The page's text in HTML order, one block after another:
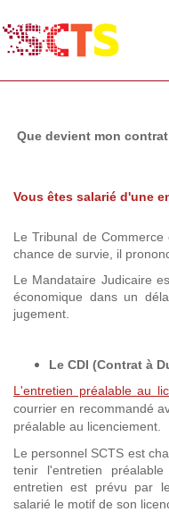
Que devient mon
Vous êtes salarié d'une
Le Tribunal de
chance de survie, il
Le Mandataire Judicaire
économique dans un
jugement.
Le CDI (Contrat à
L'entretien préalable au
courrier en recommandé
préalable au licenciement.
Le personnel SCTS est
tenir l'entretien
entretien est prévu par
salarié le motif de son